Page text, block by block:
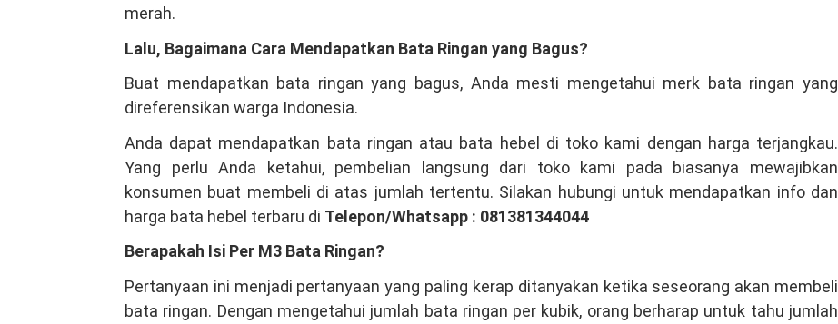
merah.
Lalu, Bagaimana Cara Mendapatkan Bata Ringan yang Bagus?
Buat mendapatkan bata ringan yang bagus, Anda mesti mengetahui merk bata ringan yang
direferensikan warga Indonesia.
Anda dapat mendapatkan bata ringan atau bata hebel di toko kami dengan harga terjangkau.
Yang perlu Anda ketahui, pembelian langsung dari toko kami pada biasanya mewajibkan
konsumen buat membeli di atas jumlah tertentu. Silakan hubungi untuk mendapatkan info dan
harga bata hebel terbaru di Telepon/Whatsapp : 081381344044
Berapakah Isi Per M3 Bata Ringan?
Pertanyaan ini menjadi pertanyaan yang paling kerap ditanyakan ketika seseorang akan membeli
bata ringan. Dengan mengetahui jumlah bata ringan per kubik, orang berharap untuk tahu jumlah